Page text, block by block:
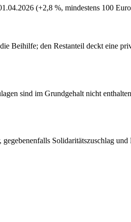
(+2,8 %, mindestens 100
Beihilfe; den Restanteil deckt eine
sind im Grundgehalt nicht
Solidaritätszuschlag